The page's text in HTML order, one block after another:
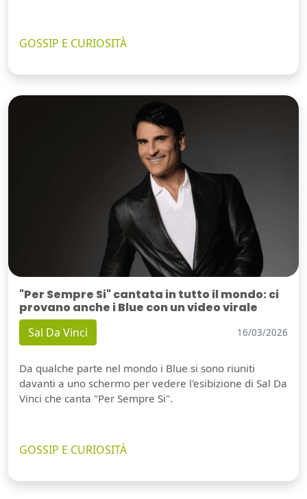
GOSSIP E CURIOSITÀ
"Per Sempre Si" cantata in tutto il mondo: ci
provano anche i Blue con un video virale
Sal Da Vinci 16/03/2026
Da qualche parte nel mondo i Blue si sono riuniti
davanti a uno schermo per vedere l'esibizione di Sal Da
Vinci che canta "Per Sempre Si".
GOSSIP E CURIOSITÀ